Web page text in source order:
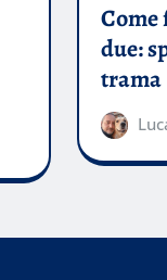
Come
due:
trama